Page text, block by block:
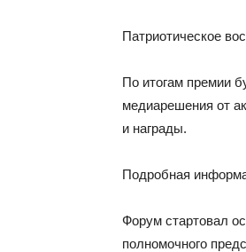
Патриотическое
По итогам премии
медиарешения от
и награды.
Подробная
Форум стартовал
полномочного